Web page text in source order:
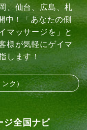
、仙台、広島、札
中！「あなたの側
マッサージを」と
様が気軽にゲイマ
します！
ク）
ジ全国ナビ